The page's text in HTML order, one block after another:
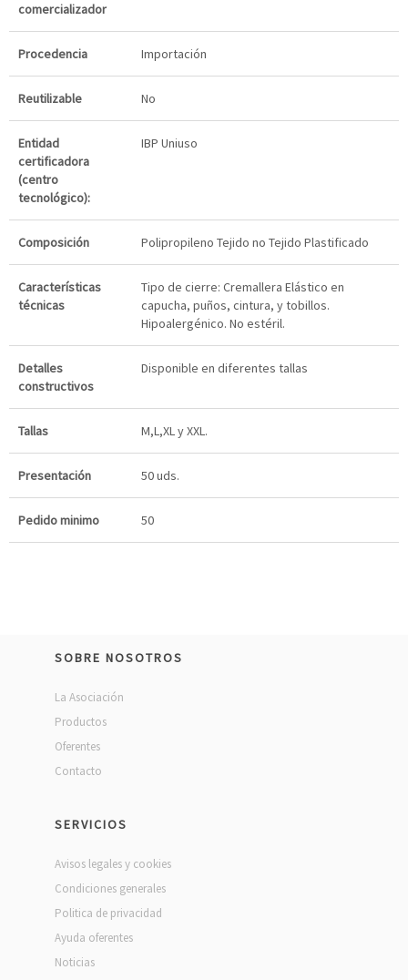
comercializador
Procedencia Importación
Reutilizable No
Entidad
certificadora
(centro
tecnológico):
IBP Uniuso
Composición Polipropileno Tejido no Tejido Plastificado
Características
técnicas
Tipo de cierre: Cremallera Elástico en
capucha, puños, cintura, y tobillos.
Hipoalergénico. No estéril.
Detalles
constructivos
Disponible en diferentes tallas
Tallas M,L,XL y XXL.
Presentación 50 uds.
Pedido minimo 50
SOBRE NOSOTROS
La Asociación
Productos
Oferentes
Contacto
SERVICIOS
Avisos legales y cookies
Condiciones generales
Politica de privacidad
Ayuda oferentes
Noticias